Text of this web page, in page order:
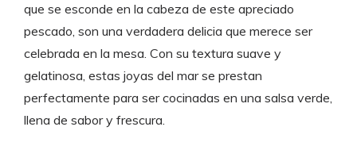
que se esconde en la cabeza de este apreciado
pescado, son una verdadera delicia que merece ser
celebrada en la mesa. Con su textura suave y
gelatinosa, estas joyas del mar se prestan
perfectamente para ser cocinadas en una salsa verde,
llena de sabor y frescura.